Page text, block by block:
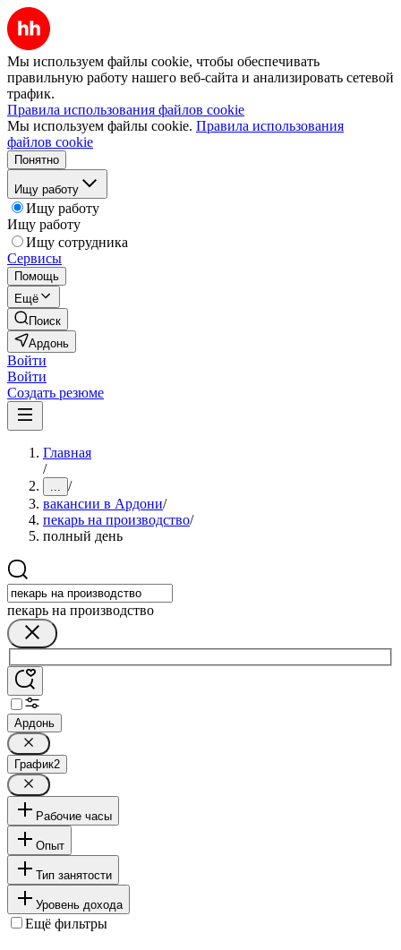
Мы используем файлы cookie, чтобы обеспечивать
правильную работу нашего веб-сайта и анализировать сетевой
трафик.
Правила использования файлов cookie
Мы используем файлы cookie. Правила использования
файлов cookie
Понятно
Ищу работу
Ищу работу
Ищу работу
Ищу сотрудника
Сервисы
Помощь
Ещё
Поиск
Ардонь
Войти
Войти
Создать резюме
Главная
/
... /
вакансии в Ардони/
пекарь на производство/
полный день
пекарь на производство
Ардонь
График2
Рабочие часы
Опыт
Тип занятости
Уровень дохода
Ещё фильтры